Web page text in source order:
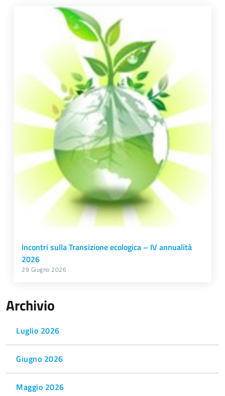
Incontri sulla Transizione ecologica – IV annualità
2026
29 Giugno 2026
Archivio
Luglio 2026
Giugno 2026
Maggio 2026